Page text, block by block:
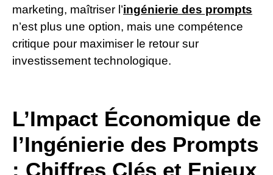
marketing, maîtriser l’ingénierie des prompts
n’est plus une option, mais une compétence
critique pour maximiser le retour sur
investissement technologique.
L’Impact Économique de
l’Ingénierie des Prompts
: Chiffres Clés et Enjeux